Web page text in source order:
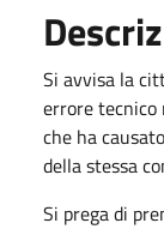
Si avvisa la
errore tecnico
che ha
della stessa
Si prega di